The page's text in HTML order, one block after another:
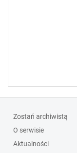
Zostań archiwistą
O serwisie
Aktualności